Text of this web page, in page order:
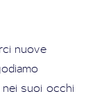
nuove
nei suoi occhi